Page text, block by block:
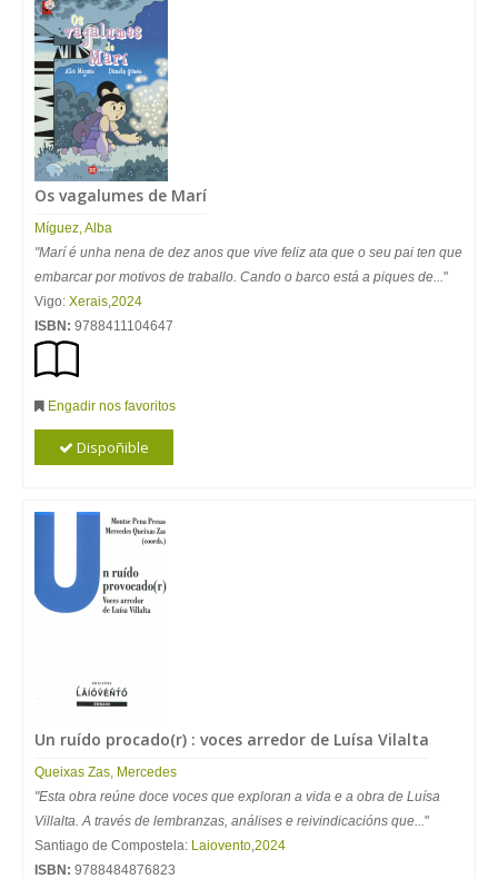
Os vagalumes de Marí
Míguez, Alba
"Marí é unha nena de dez anos que vive feliz ata que o seu pai ten que
embarcar por motivos de traballo. Cando o barco está a piques de..."
Vigo: Xerais,2024
ISBN: 9788411104647
Engadir nos favoritos
Dispoñible
Un ruído procado(r) : voces arredor de Luísa Vilalta
Queixas Zas, Mercedes
"Esta obra reúne doce voces que exploran a vida e a obra de Luísa
Villalta. A través de lembranzas, análises e reivindicacións que..."
Santiago de Compostela: Laiovento,2024
ISBN: 9788484876823